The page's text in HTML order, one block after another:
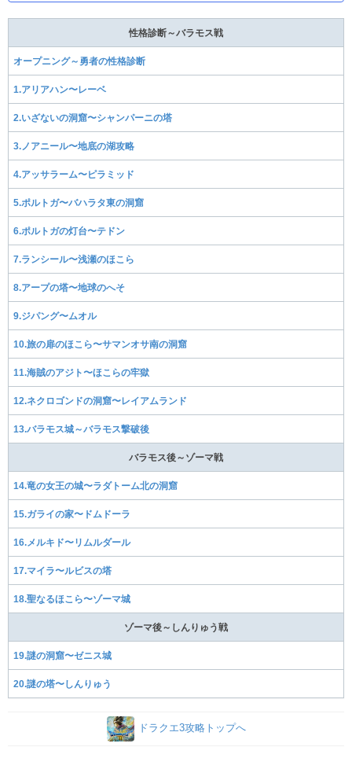
性格診断～バラモス戦
オープニング～勇者の性格診断
1.アリアハン〜レーベ
2.いざないの洞窟〜シャンパーニの塔
3.ノアニール〜地底の湖攻略
4.アッサラーム〜ピラミッド
5.ポルトガ〜バハラタ東の洞窟
6.ポルトガの灯台〜テドン
7.ランシール〜浅瀬のほこら
8.アープの塔〜地球のへそ
9.ジパング〜ムオル
10.旅の扉のほこら〜サマンオサ南の洞窟
11.海賊のアジト〜ほこらの牢獄
12.ネクロゴンドの洞窟〜レイアムランド
13.バラモス城～バラモス撃破後
バラモス後～ゾーマ戦
14.竜の女王の城〜ラダトーム北の洞窟
15.ガライの家〜ドムドーラ
16.メルキド〜リムルダール
17.マイラ〜ルビスの塔
18.聖なるほこら〜ゾーマ城
ゾーマ後～しんりゅう戦
19.謎の洞窟〜ゼニス城
20.謎の塔〜しんりゅう
ドラクエ3攻略トップへ